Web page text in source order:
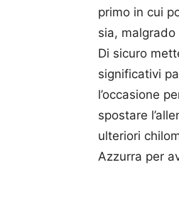
primo in cui
sia, malgrado
Di sicuro
significativi
l’occasione
spostare
ulteriori
Azzurra per